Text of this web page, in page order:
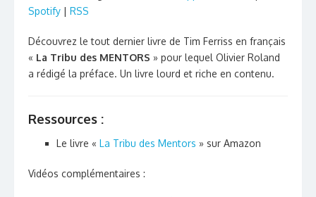
Spotify | RSS
Découvrez le tout dernier livre de Tim Ferriss en français
« La Tribu des MENTORS » pour lequel Olivier Roland
a rédigé la préface. Un livre lourd et riche en contenu.
Ressources :
Le livre « La Tribu des Mentors » sur Amazon
Vidéos complémentaires :